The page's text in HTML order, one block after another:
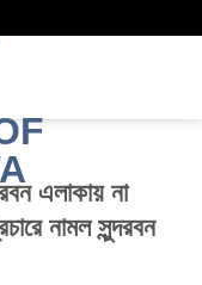
এলাকায় না
নামল সুন্দরবন